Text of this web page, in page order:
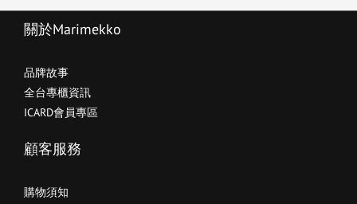
關於Marimekko
品牌故事
全台專櫃資訊
ICARD會員專區
顧客服務
購物須知